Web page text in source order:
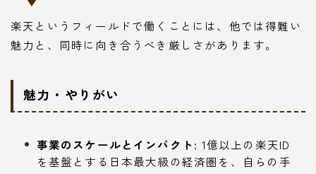
楽天というフィールドで働くことには、他では得難い
魅力と、同時に向き合うべき厳しさがあります。
魅力・やりがい
事業のスケールとインパクト: 1億以上の楽天ID
を基盤とする日本最大級の経済圏を、自らの手